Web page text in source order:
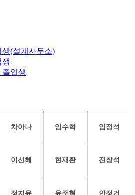
생(설계사무소)
생
졸업생
차아나 임수혁 임정석
이선혜 현재환 전창석
정지윤 윤주혁 안정건